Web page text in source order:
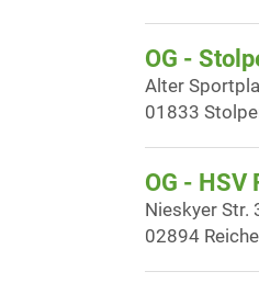
OG -
Alter
01833
OG - HSV
Nieskyer Str.
02894